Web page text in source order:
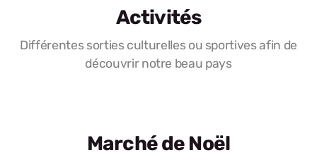
Activités
Différentes sorties culturelles ou sportives afin de
découvrir notre beau pays
Marché de Noël